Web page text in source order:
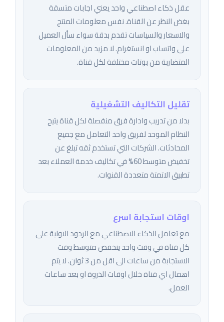
عقل ذكاء اصطناعي واحد يعني اجابات متسقة
بغض النظر عن القناة. نفس معلومات المنتج
والاسعار والسياسات تقدم بدقة سواء سأل العميل
على واتساب او انستغرام. لا مزيد من المعلومات
المتضاربة من بوتات مختلفة لكل قناة.
تقليل التكاليف التشغيلية
بدلا من تدريب وادارة فرق منفصلة لكل قناة يتيح
النظام الموحد لفريق واحد التعامل مع جميع
المحادثات. الشركات التي تستخدم ثقه تبلغ عن
تخفيض متوسط 60% في تكاليف خدمة العملاء بعد
تطبيق الاتمتة متعددة القنوات.
اوقات استجابة اسرع
مع تعامل الذكاء الاصطناعي مع الردود الاولية على
كل قناة في وقت واحد ينخفض متوسط وقت
الاستجابة من ساعات الى اقل من 3 ثوان. لا يتم
اهمال اي قناة خلال اوقات الذروة او بعد ساعات
العمل.